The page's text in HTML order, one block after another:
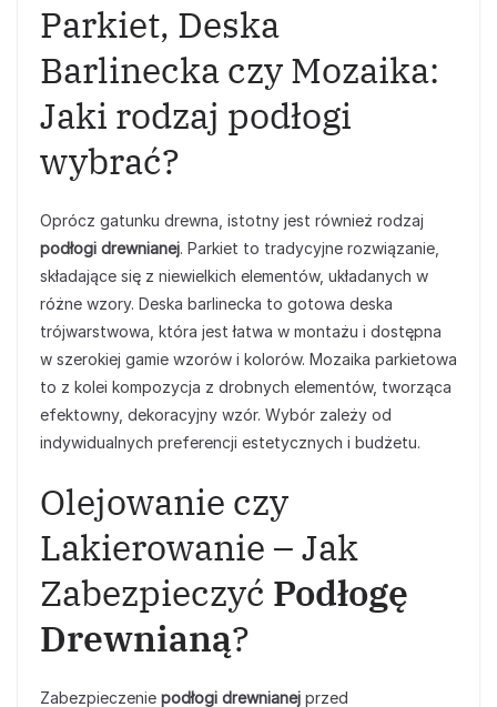
Parkiet, Deska
Barlinecka czy Mozaika:
Jaki rodzaj podłogi
wybrać?
Oprócz gatunku drewna, istotny jest również rodzaj
podłogi drewnianej. Parkiet to tradycyjne rozwiązanie,
składające się z niewielkich elementów, układanych w
różne wzory. Deska barlinecka to gotowa deska
trójwarstwowa, która jest łatwa w montażu i dostępna
w szerokiej gamie wzorów i kolorów. Mozaika parkietowa
to z kolei kompozycja z drobnych elementów, tworząca
efektowny, dekoracyjny wzór. Wybór zależy od
indywidualnych preferencji estetycznych i budżetu.
Olejowanie czy
Lakierowanie – Jak
Zabezpieczyć Podłogę
Drewnianą?
Zabezpieczenie podłogi drewnianej przed